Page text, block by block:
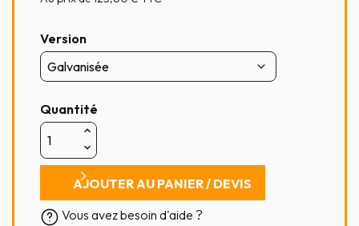
Version
Quantité
AJOUTER AU PANIER / DEVIS
Vous avez besoin d'aide ?